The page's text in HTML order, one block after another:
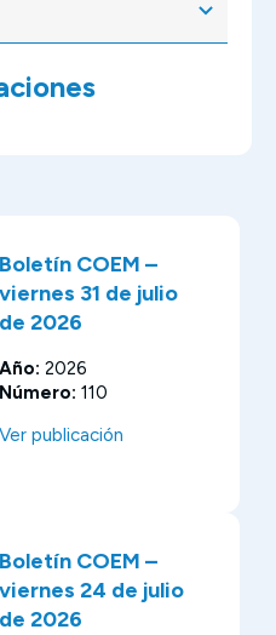
Boletín COEM –
viernes 31 de julio
de 2026
Año: 2026
Número: 110
Ver publicación
Boletín COEM –
viernes 24 de julio
de 2026